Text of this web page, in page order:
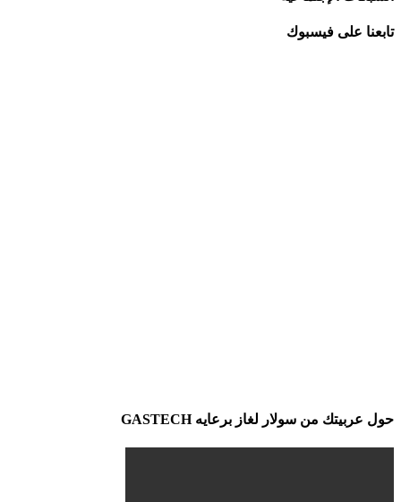
تابعنا على فيسبوك
حول عربيتك من سولار لغاز برعايه GASTECH